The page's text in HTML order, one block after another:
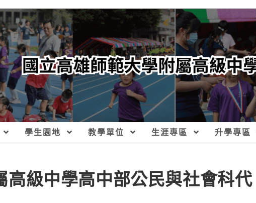
學生園地 教學單位 生涯專區 升學專區
高級中學高中部公民與社會科代